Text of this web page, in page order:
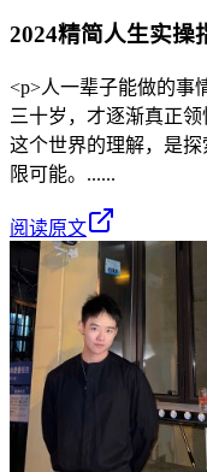
2024精简人生实操
<p>人一辈子能做的事
三十岁，才逐渐真正
这个世界的理解，是
限可能。......
阅读原文